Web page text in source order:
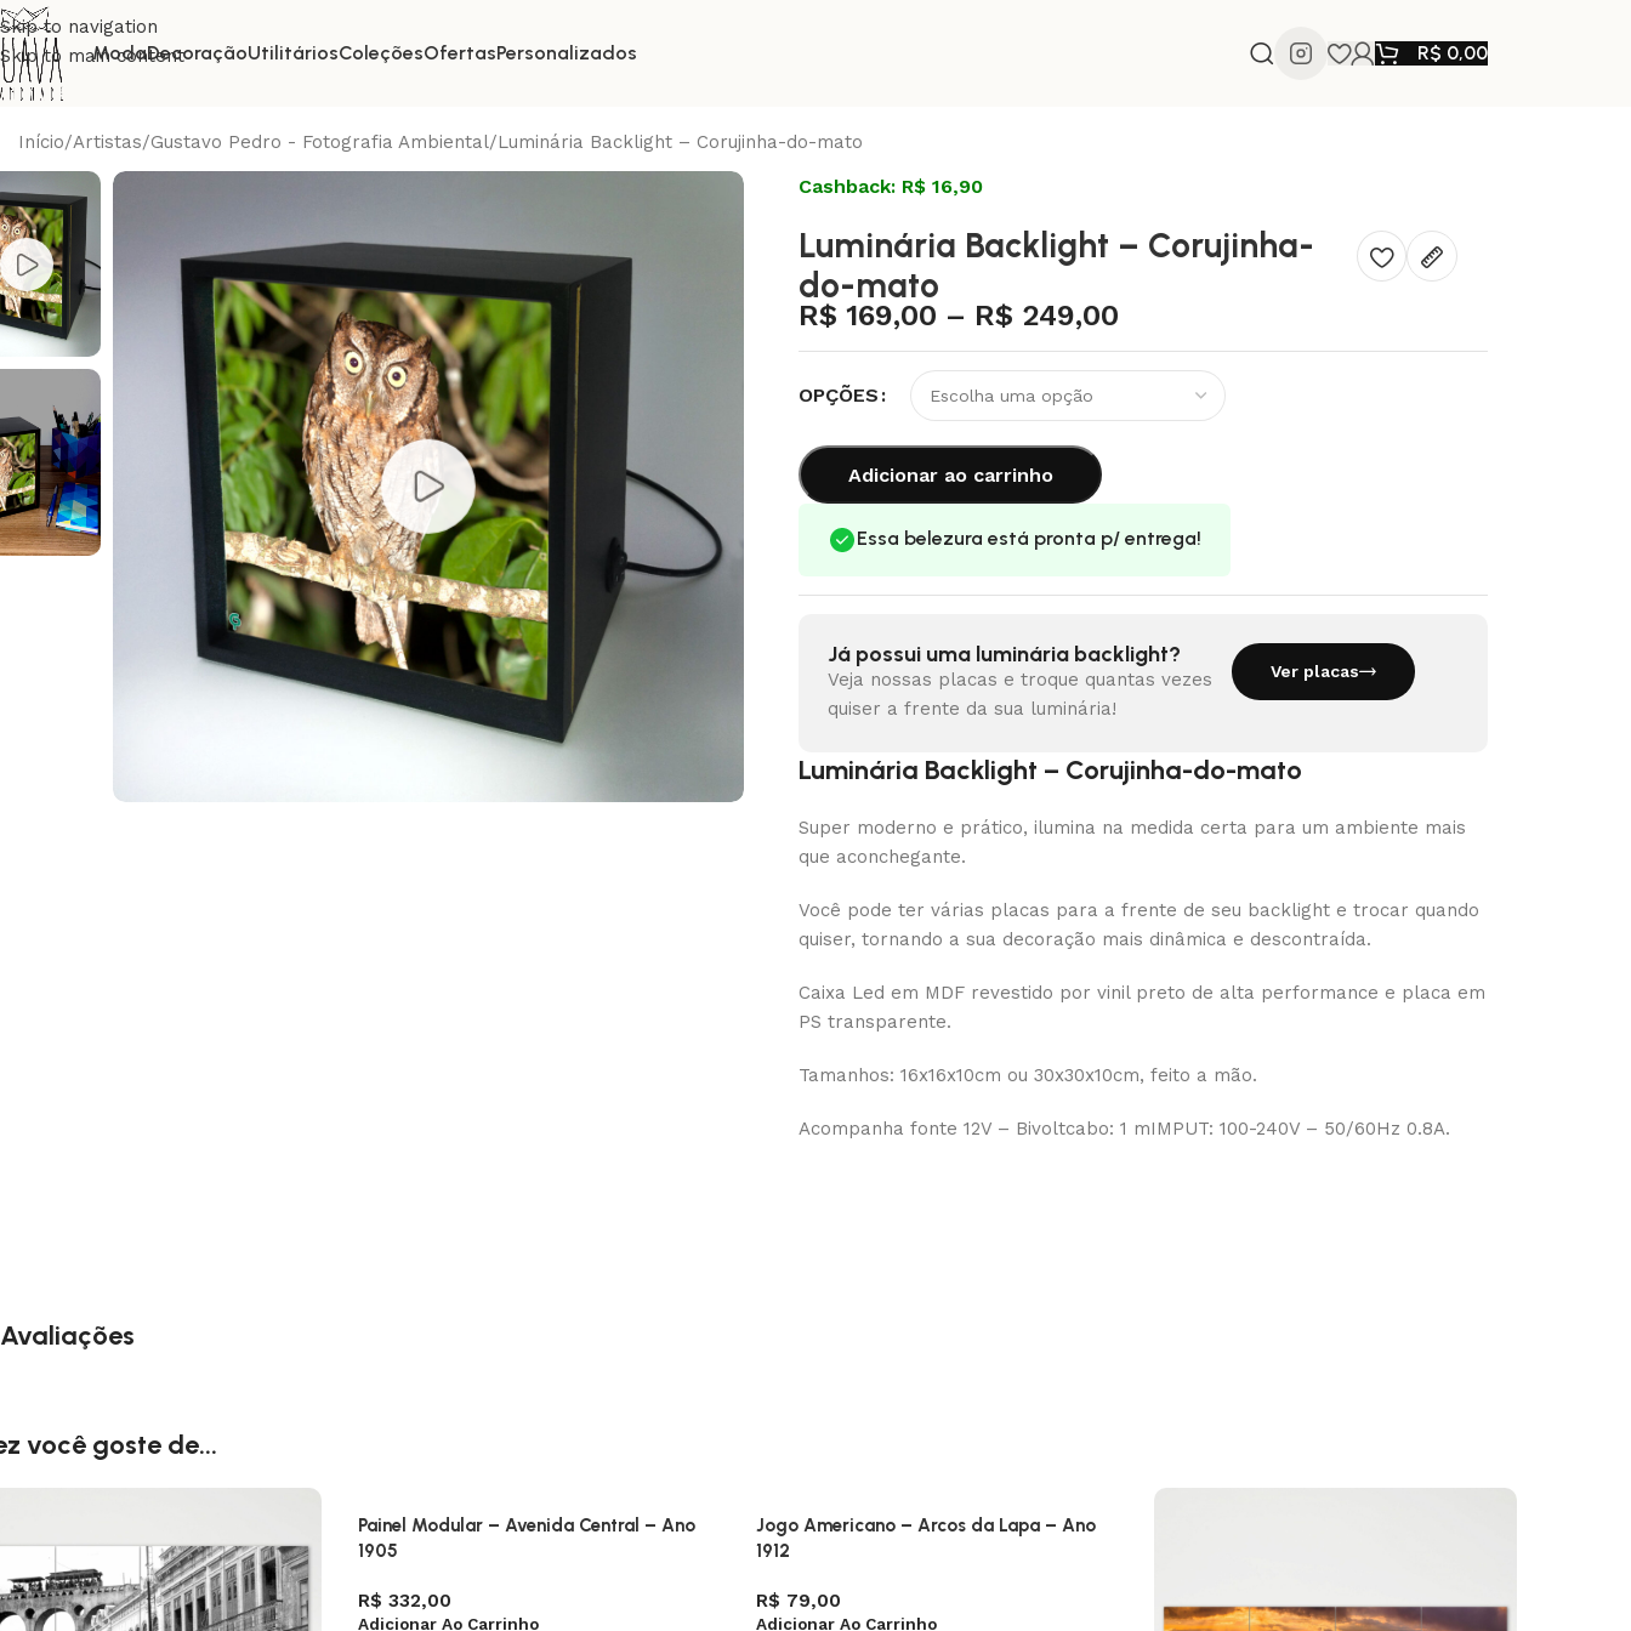
Skip to navigation
Skip to main content
ModaDecoraçãoUtilitáriosColeçõesOfertasPersonalizados R$ 0,00
Início Artistas Gustavo Pedro - Fotografia Ambiental Luminária Backlight – Corujinha-do-mato
Cashback: R$ 16,90
Luminária Backlight – Corujinha-
do-mato
R$ 169,00 – R$ 249,00
OPÇÕES
Adicionar ao carrinho
Essa belezura está pronta p/ entrega!
Já possui uma luminária backlight?
Veja nossas placas e troque quantas vezes
quiser a frente da sua luminária!
Ver placas
Luminária Backlight – Corujinha-do-mato
Super moderno e prático, ilumina na medida certa para um ambiente mais
que aconchegante.
Você pode ter várias placas para a frente de seu backlight e trocar quando
quiser, tornando a sua decoração mais dinâmica e descontraída.
Caixa Led em MDF revestido por vinil preto de alta performance e placa em
PS transparente.
Tamanhos: 16x16x10cm ou 30x30x10cm, feito a mão.
Acompanha fonte 12V – Bivoltcabo: 1 mIMPUT: 100-240V – 50/60Hz 0.8A.
Avaliações
você goste de...
Painel Modular – Avenida Central – Ano
1905
R$ 332,00
Adicionar Ao Carrinho
Jogo Americano – Arcos da Lapa – Ano
1912
R$ 79,00
Adicionar Ao Carrinho